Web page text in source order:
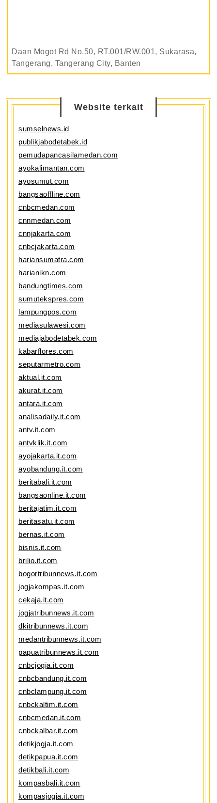
Daan Mogot Rd No.50, RT.001/RW.001, Sukarasa,
Tangerang, Tangerang City, Banten
Website terkait
sumselnews.id
publikjabodetabek.id
pemudapancasilamedan.com
ayokalimantan.com
ayosumut.com
bangsaoffline.com
cnbcmedan.com
cnnmedan.com
cnnjakarta.com
cnbcjakarta.com
hariansumatra.com
harianikn.com
bandungtimes.com
sumutekspres.com
lampungpos.com
mediasulawesi.com
mediajabodetabek.com
kabarflores.com
seputarmetro.com
aktual.it.com
akurat.it.com
antara.it.com
analisadaily.it.com
antv.it.com
antvklik.it.com
ayojakarta.it.com
ayobandung.it.com
beritabali.it.com
bangsaonline.it.com
beritajatim.it.com
beritasatu.it.com
bernas.it.com
bisnis.it.com
brilio.it.com
bogortribunnews.it.com
jogjakompas.it.com
cekaja.it.com
jogjatribunnews.it.com
dkitribunnews.it.com
medantribunnews.it.com
papuatribunnews.it.com
cnbcjogja.it.com
cnbcbandung.it.com
cnbclampung.it.com
cnbckaltim.it.com
cnbcmedan.it.com
cnbckalbar.it.com
detikjogja.it.com
detikpapua.it.com
detikbali.it.com
kompasbali.it.com
kompasjogja.it.com